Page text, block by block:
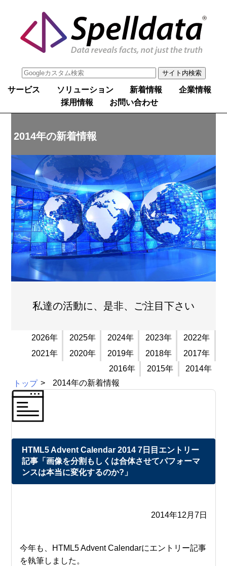
サービス ソリューション 新着情報
企業情報
採用情報
お問い合わせ
2014年の新着情報
私達の活動に、是非、ご注目下さい
2026年 2025年 2024年 2023年
2022年
2021年
2020年 2019年 2018年
2017年
2016年
2015年
2014年
トップ
2014年の新着情報
HTML5 Advent Calendar 2014 7日目エントリー
記事「画像を分割もしくは合体させてパフォーマ
ンスは本当に変化するのか?」
2014年12月7日
今年も、HTML5 Advent Calendarにエントリー記事
を執筆しました。